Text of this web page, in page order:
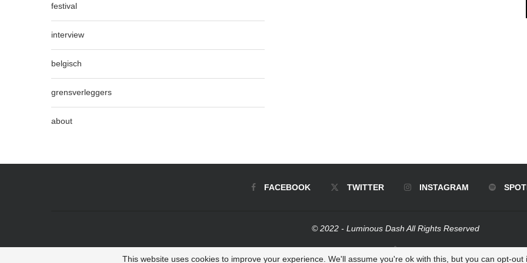
festival
interview
belgisch
grensverleggers
about
FACEBOOK TWITTER INSTAGRAM
© 2022 - Luminous Dash All Rights Reserved
BACK TO TOP
This website uses cookies to improve your experience. We'll assume you're ok with this, but you can opt-out